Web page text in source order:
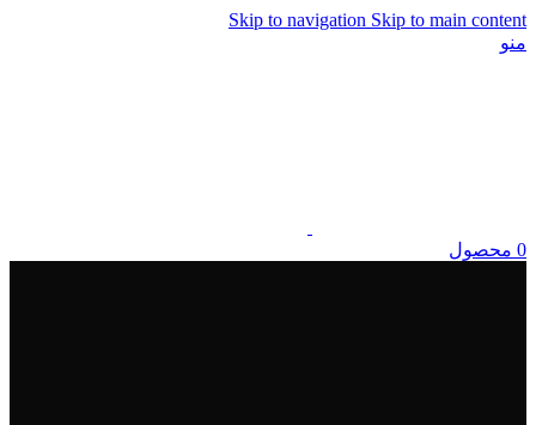
Skip to navigation Skip to main content
منو
0 محصول